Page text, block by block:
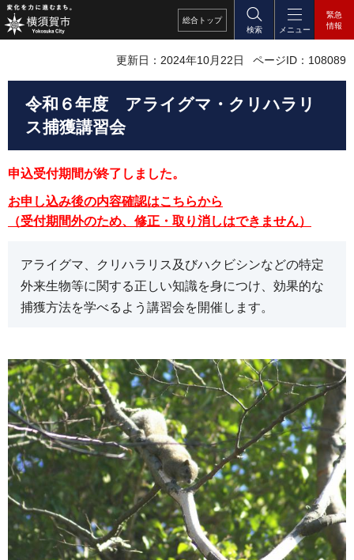
総合 トップ
検索
メニュー
緊急
情報
更新日：2024年10月22日 ページID：108089
令和６年度 アライグマ・クリハラリ
ス捕獲講習会
申込受付期間が終了しました。
お申し込み後の内容確認はこちらから
（受付期間外のため、修正・取り消しはできません）
アライグマ、クリハラリス及びハクビシンなどの特定
外来生物等に関する正しい知識を身につけ、効果的な
捕獲方法を学べるよう講習会を開催します。